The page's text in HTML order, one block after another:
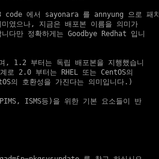
에서 sayonara 를 annyung 으로 패치
였으나, 지금은 배포본 이름을 의미가
다만 정확하게는 Goodbye Redhat 입니
1.2 부터는 독립 배포본을 지행했습니
로 2.0 부터는 RHEL 또는 CentOS의
의 호환성을 가진다는 의미입니다.)
ISMS등)을 위한 기본 요소들이 반